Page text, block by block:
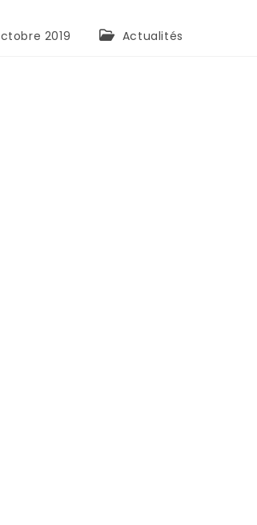
2019 Actualités